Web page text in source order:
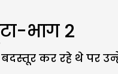
भाग 2
कर रहे थे पर